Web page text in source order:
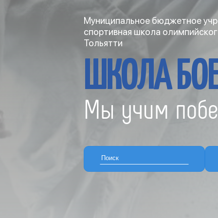
Муниципальное бюджетное
спортивная школа
Тольятти
ШКОЛА
Мы учим